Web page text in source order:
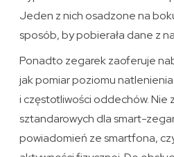
Jeden z nich osadzone na
sposób, by pobierała dane z
Ponadto zegarek zaoferuje
jak pomiar poziomu
i częstotliwości oddechów. Nie
sztandarowych dla smart-
powiadomień ze smartfona,